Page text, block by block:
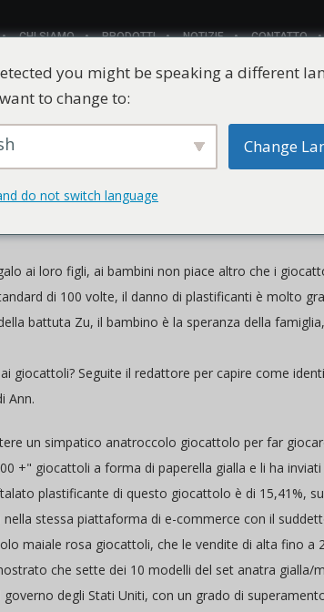
CHI SIAMO PRODOTTI NOTIZIE CONTATTO
i plastificanti, gli acquirenti solitamente
di utilizzo finale possono variare
ai loro figli, ai bambini non piace altro che i
di 100 volte, il danno di plastificanti è molto
battuta Zu, il bambino è la speranza della
giocattoli? Seguite il redattore per capire come
Ann.
un simpatico anatroccolo giocattolo per far
+" giocattoli a forma di paperella gialla e li ha
plastificante di questo giocattolo è di 15,41%,
stessa piattaforma di e-commerce con il
maiale rosa giocattoli, che le vendite di alta fino
che sette dei 10 modelli del set anatra gialla/
degli Stati Uniti, con un grado di
you might be speaking a different
to change to:
Change
do not switch language